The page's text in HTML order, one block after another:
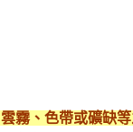
霧、色帶或礦缺